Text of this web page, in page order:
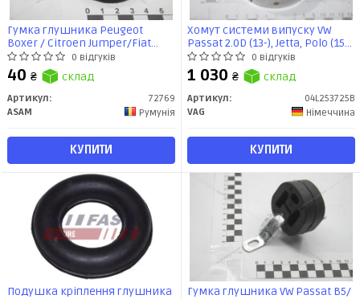
Гумка глушника Peugeot
Boxer / Citroen Jumper/Fiat
Ducato/Iveco Daily II (06-)
(72769) Asam
0 відгуків
40 ₴ склад
Артикул:
72769
ASAM
Румунія
КУПИТИ
Хомут системи випуску VW
Passat 2.0D (13-), Jetta, Polo (15-),
Golf 1.6D, 2.0D (13-)/Audi/Skoda
Octavia (04L253725B) VAG
0 відгуків
1 030 ₴ склад
Артикул:
04L253725B
VAG
Німеччина
КУПИТИ
Подушка кріплення глушника
Гумка глушника VW Passat B5/